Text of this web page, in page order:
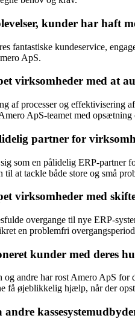
kunder har haft
fantastiske kundeservice,
ApS.
virksomheder med at
af processer og effektivisering
ApS-teamet med opsætning
partner for
som en pålidelig ERP-
til at tackle både store og små
virksomheder med
overgange til nye ERP-
en problemfri
kunder med deres
andre har rost Amero ApS
få øjeblikkelig hjælp, når der